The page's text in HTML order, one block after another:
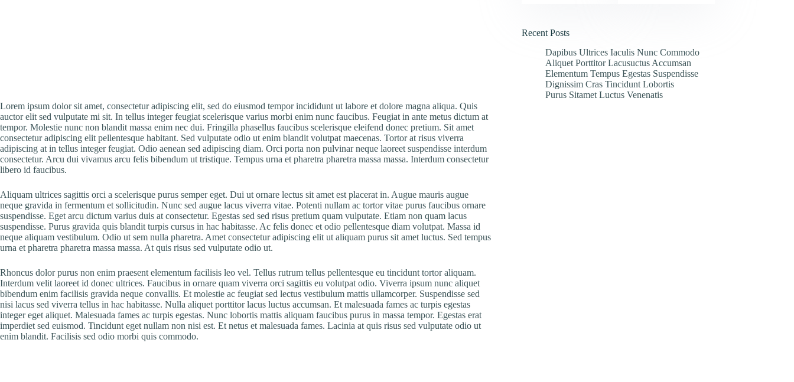
Lorem ipsum dolor sit amet, consectetur adipiscing elit, sed do eiusmod tempor incididunt ut labore et dolore magna aliqua. Quis
auctor elit sed vulputate mi sit. In tellus integer feugiat scelerisque varius morbi enim nunc faucibus. Feugiat in ante metus dictum at
tempor. Molestie nunc non blandit massa enim nec dui. Fringilla phasellus faucibus scelerisque eleifend donec pretium. Sit amet
consectetur adipiscing elit pellentesque habitant. Sed vulputate odio ut enim blandit volutpat maecenas. Tortor at risus viverra
adipiscing at in tellus integer feugiat. Odio aenean sed adipiscing diam. Orci porta non pulvinar neque laoreet suspendisse interdum
consectetur. Arcu dui vivamus arcu felis bibendum ut tristique. Tempus urna et pharetra pharetra massa massa. Interdum consectetur
libero id faucibus.
Aliquam ultrices sagittis orci a scelerisque purus semper eget. Dui ut ornare lectus sit amet est placerat in. Augue mauris augue
neque gravida in fermentum et sollicitudin. Nunc sed augue lacus viverra vitae. Potenti nullam ac tortor vitae purus faucibus ornare
suspendisse. Eget arcu dictum varius duis at consectetur. Egestas sed sed risus pretium quam vulputate. Etiam non quam lacus
suspendisse. Purus gravida quis blandit turpis cursus in hac habitasse. Ac felis donec et odio pellentesque diam volutpat. Massa id
neque aliquam vestibulum. Odio ut sem nulla pharetra. Amet consectetur adipiscing elit ut aliquam purus sit amet luctus. Sed tempus
urna et pharetra pharetra massa massa. At quis risus sed vulputate odio ut.
Rhoncus dolor purus non enim praesent elementum facilisis leo vel. Tellus rutrum tellus pellentesque eu tincidunt tortor aliquam.
Interdum velit laoreet id donec ultrices. Faucibus in ornare quam viverra orci sagittis eu volutpat odio. Viverra ipsum nunc aliquet
bibendum enim facilisis gravida neque convallis. Et molestie ac feugiat sed lectus vestibulum mattis ullamcorper. Suspendisse sed
nisi lacus sed viverra tellus in hac habitasse. Nulla aliquet porttitor lacus luctus accumsan. Et malesuada fames ac turpis egestas
integer eget aliquet. Malesuada fames ac turpis egestas. Nunc lobortis mattis aliquam faucibus purus in massa tempor. Egestas erat
imperdiet sed euismod. Tincidunt eget nullam non nisi est. Et netus et malesuada fames. Lacinia at quis risus sed vulputate odio ut
enim blandit. Facilisis sed odio morbi quis commodo.
Recent Posts
Dapibus Ultrices Iaculis Nunc Commodo
Aliquet Porttitor Lacusuctus Accumsan
Elementum Tempus Egestas Suspendisse
Dignissim Cras Tincidunt Lobortis
Purus Sitamet Luctus Venenatis